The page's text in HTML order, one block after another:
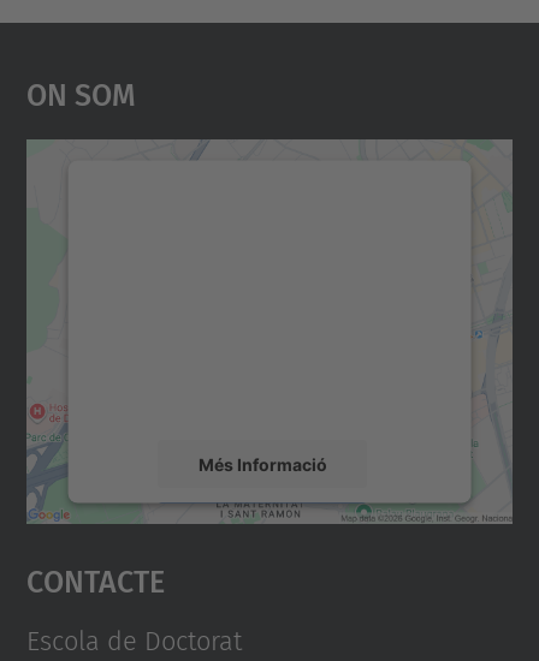
On Som
Més Informació
Accepta
powered by
Contacte
Escola de Doctorat